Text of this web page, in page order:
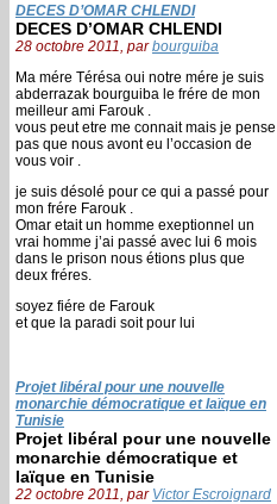
DECES D’OMAR CHLENDI
DECES D’OMAR CHLENDI
28 octobre 2011, parbourguiba
Ma mére Térésa oui notre mére je suis
abderrazak bourguiba le frére de mon
meilleur ami Farouk .
vous peut etre me connait mais je pense
pas que nous avont eu l’occasion de
vous voir .
je suis désolé pour ce qui a passé pour
mon frére Farouk .
Omar etait un homme exeptionnel un
vrai homme j’ai passé avec lui 6 mois
dans le prison nous étions plus que
deux fréres.
soyez fiére de Farouk
et que la paradi soit pour lui
Projet libéral pour une nouvelle
monarchie démocratique et laïque en
Tunisie
Projet libéral pour une nouvelle
monarchie démocratique et
laïque en Tunisie
22 octobre 2011, par Victor Escroignard